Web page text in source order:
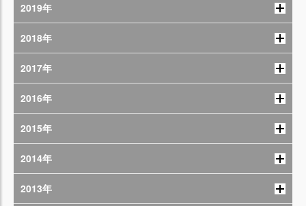
2019年
2018年
2017年
2016年
2015年
2014年
2013年